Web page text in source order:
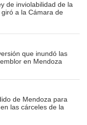
de inviolabilidad de la
a la Cámara de
que inundó las
en Mendoza
de Mendoza para
las cárceles de la